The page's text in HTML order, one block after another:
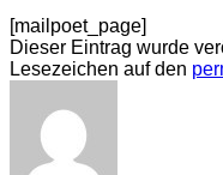
[mailpoet_page]
Dieser Eintrag wurde
Lesezeichen auf den